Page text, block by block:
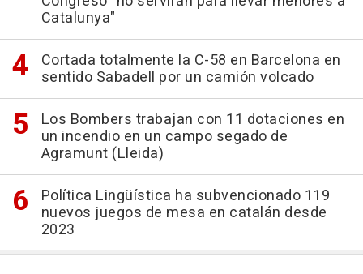
Catalunya"
Cortada totalmente la C-58 en Barcelona en
sentido Sabadell por un camión volcado
Los Bombers trabajan con 11 dotaciones en
un incendio en un campo segado de
Agramunt (Lleida)
Política Lingüística ha subvencionado 119
nuevos juegos de mesa en catalán desde
2023